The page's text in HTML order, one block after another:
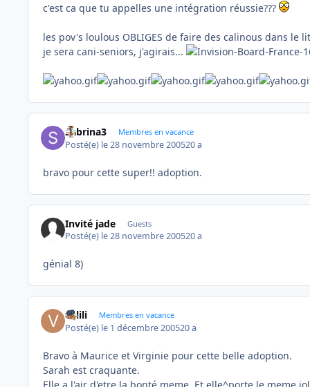
c'est ca que tu appelles une intégration réussie???
les pov's loulous OBLIGES de faire des calinous dans le
je sera cani-seniors, j'agirais...
Sabrina3 Membres en vacance
Posté(e) le 28 novembre 200520 a
bravo pour cette super!! adoption.
Invité jade Guests
Posté(e) le 28 novembre 200520 a
génial 8)
valili Membres en vacance
Posté(e) le 1 décembre 200520 a
Bravo à Maurice et Virginie pour cette belle adoption.
Sarah est craquante.
Elle a l'air d'etre la bonté meme. Et elle^porte le meme